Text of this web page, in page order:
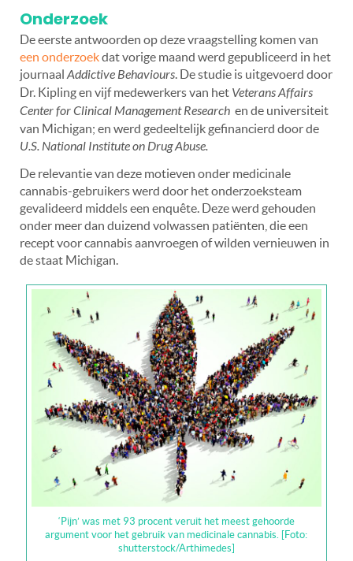
Onderzoek
De eerste antwoorden op deze vraagstelling komen van
een onderzoekdat vorige maand werd gepubliceerd in het
journaal Addictive Behaviours. De studie is uitgevoerd door
Dr. Kipling en vijf medewerkers van het Veterans Affairs
Center for Clinical Management Research en de universiteit
van Michigan; en werd gedeeltelijk gefinancierd door de
U.S. National Institute on Drug Abuse.
De relevantie van deze motieven onder medicinale
cannabis-gebruikers werd door het onderzoeksteam
gevalideerd middels een enquête. Deze werd gehouden
onder meer dan duizend volwassen patiënten, die een
recept voor cannabis aanvroegen of wilden vernieuwen in
de staat Michigan.
‘Pijn’ was met 93 procent veruit het meest gehoorde
argument voor het gebruik van medicinale cannabis. [Foto:
shutterstock/Arthimedes]